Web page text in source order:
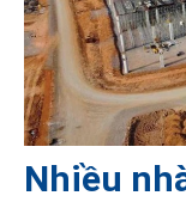
Nhiều